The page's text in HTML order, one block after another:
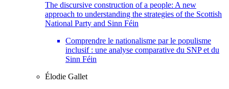
The discursive construction of a people: A new
approach to understanding the strategies of the Scottish
National Party and Sinn Féin
Comprendre le nationalisme par le populisme
inclusif : une analyse comparative du SNP et du
Sinn Féin
Élodie Gallet